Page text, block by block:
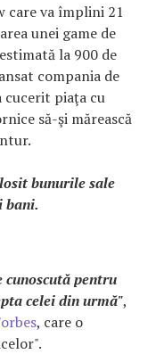
care va împlini 21
unei game de
la 900 de
compania de
cucerit piaţa cu
să-şi mărească
bunurile sale
bani.
cunoscută pentru
celei din urmă",
, care o